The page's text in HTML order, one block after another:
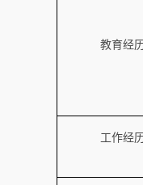
教育经
工作经